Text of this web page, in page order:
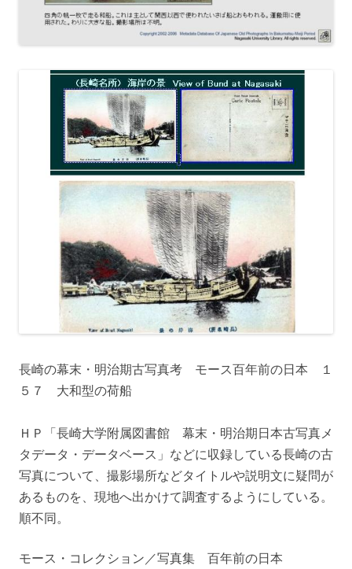
長崎の幕末・明治期古写真考 モース百年前の日本 １
５７ 大和型の荷船
ＨＰ「長崎大学附属図書館 幕末・明治期日本古写真メ
タデータ・データベース」などに収録している長崎の古
写真について、撮影場所などタイトルや説明文に疑問が
あるものを、現地へ出かけて調査するようにしている。
順不同。
モース・コレクション／写真集 百年前の日本